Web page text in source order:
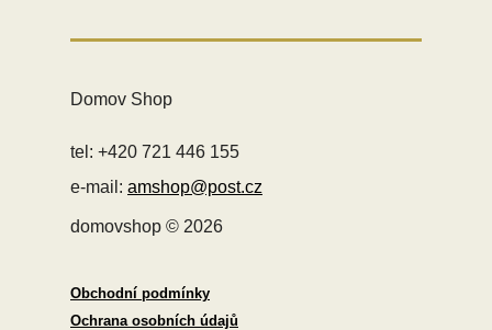
Domov Shop
tel: +420 721 446 155
e-mail: amshop@post.cz
domovshop © 2026
Obchodní podmínky
Ochrana osobních údajů